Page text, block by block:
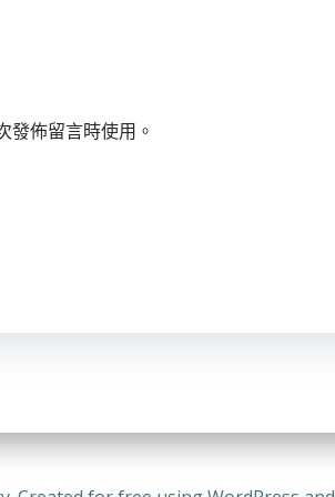
發佈留言時使用。